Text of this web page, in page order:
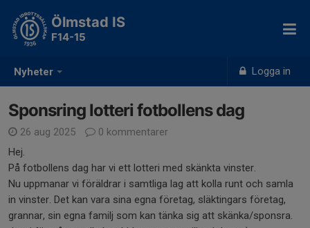
Nyheter Logga in
Ölmstad IS
F14-15
Sponsring lotteri fotbollens dag
26 aug 2025
0 kommentarer
Hej.
På fotbollens dag har vi ett lotteri med skänkta vinster.
Nu uppmanar vi föräldrar i samtliga lag att kolla runt och samla
in vinster. Det kan vara sina egna företag, släktingars företag,
grannar, sin egna familj som kan tänka sig att skänka/sponsra.